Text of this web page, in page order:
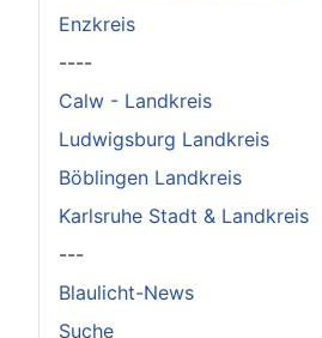
Enzkreis
----
Calw - Landkreis
Ludwigsburg Landkreis
Böblingen Landkreis
Karlsruhe Stadt & Landkreis
---
Blaulicht-News
Suche